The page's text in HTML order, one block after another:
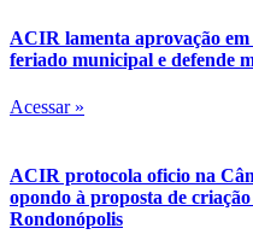
ACIR lamenta aprovação
feriado municipal e defende
Acessar »
ACIR protocola oficio na
opondo à proposta de
Rondonópolis